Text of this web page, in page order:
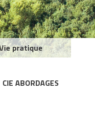
pratique
ABORDAGES